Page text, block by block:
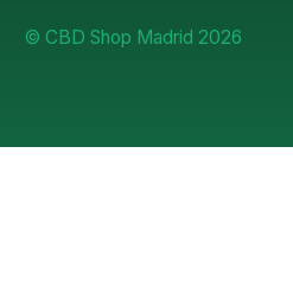
© CBD Shop Madrid 2026